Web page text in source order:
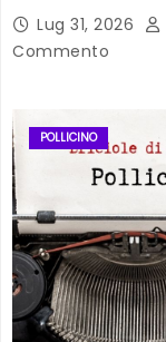
Lug 31, 2026
Commento
POLLICINO